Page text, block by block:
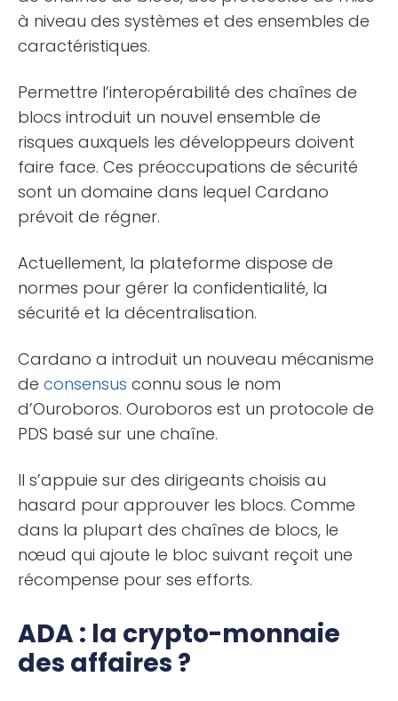
à niveau des systèmes et des ensembles de
caractéristiques.
Permettre l’interopérabilité des chaînes de
blocs introduit un nouvel ensemble de
risques auxquels les développeurs doivent
faire face. Ces préoccupations de sécurité
sont un domaine dans lequel Cardano
prévoit de régner.
Actuellement, la plateforme dispose de
normes pour gérer la confidentialité, la
sécurité et la décentralisation.
Cardano a introduit un nouveau mécanisme
de consensus connu sous le nom
d’Ouroboros. Ouroboros est un protocole de
PDS basé sur une chaîne.
Il s’appuie sur des dirigeants choisis au
hasard pour approuver les blocs. Comme
dans la plupart des chaînes de blocs, le
nœud qui ajoute le bloc suivant reçoit une
récompense pour ses efforts.
ADA : la crypto-monnaie
des affaires ?